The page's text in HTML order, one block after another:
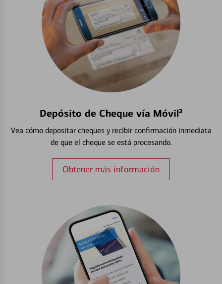
Depósito de Cheque vía Móvil²
Vea cómo depositar cheques y recibir confirmación inmediata
de que el cheque se está procesando.
Obtener más información